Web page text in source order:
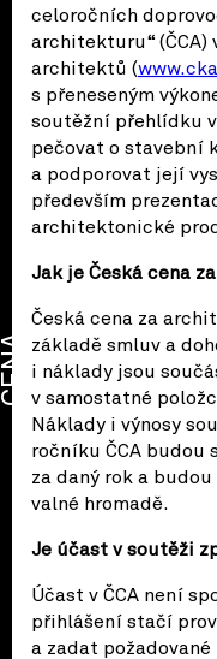
celoročních
architekturu“ (ČCA)
architektů (
s přeneseným
soutěžní přehlídku
pečovat o stavební
a podporovat její
především
architektonické
Jak je Česká cena
Česká cena za
základě smluv a
i náklady jsou
v samostatné
Náklady i výnosy
ročníku ČCA budou
za daný rok a
valné hromadě.
Je účast v soutěži
Účast v ČCA není
přihlášení stačí
a zadat
CENA